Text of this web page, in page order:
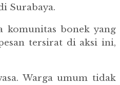
Surabaya.
komunitas bonek yang
tersirat di aksi ini,
Warga umum tidak